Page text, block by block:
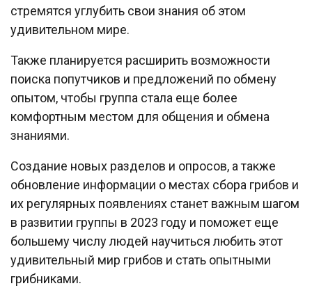
стремятся углубить свои знания об этом
удивительном мире.
Также планируется расширить возможности
поиска попутчиков и предложений по обмену
опытом, чтобы группа стала еще более
комфортным местом для общения и обмена
знаниями.
Создание новых разделов и опросов, а также
обновление информации о местах сбора грибов и
их регулярных появлениях станет важным шагом
в развитии группы в 2023 году и поможет еще
большему числу людей научиться любить этот
удивительный мир грибов и стать опытными
грибниками.